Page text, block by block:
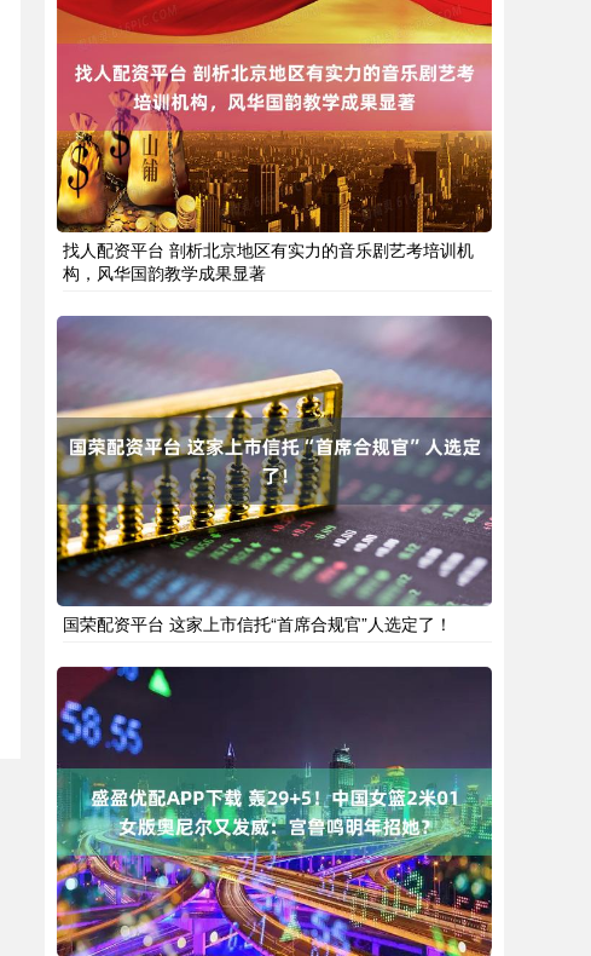
找人配资平台 剖析北京地区有实力的音乐剧艺考培训机
构，风华国韵教学成果显著
国荣配资平台 这家上市信托“首席合规官”人选定了！